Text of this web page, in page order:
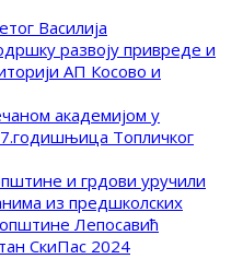
Василија
развоју привреде и
АП Косово и
академијом у
Топличког
и грдови уручили
из предшколских
Лепосавић
СкиПас 2024